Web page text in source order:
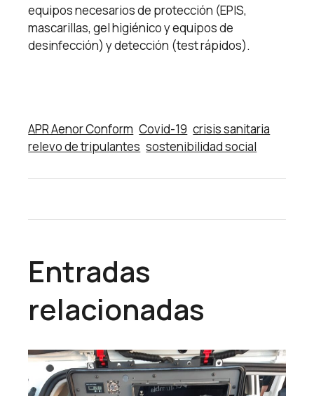
equipos necesarios de protección (EPIS,
mascarillas, gel higiénico y equipos de
desinfección) y detección (test rápidos).
APR Aenor Conform Covid-19 crisis sanitaria
relevo de tripulantes sostenibilidad social
Entradas
relacionadas